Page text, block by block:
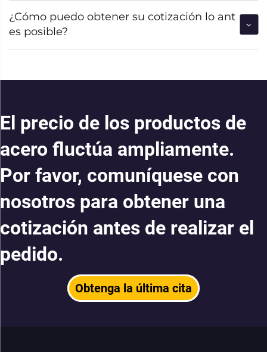
¿Cómo puedo obtener su cotización lo ant
es posible?
El precio de los productos de
acero fluctúa ampliamente.
Por favor, comuníquese con
nosotros para obtener una
cotización antes de realizar el
pedido.
Obtenga la última cita